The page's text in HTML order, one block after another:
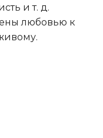
и т. д.
любовью к